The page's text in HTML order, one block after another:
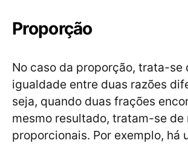
Proporção
No caso da proporção, trata-se
igualdade entre duas razões
seja, quando duas frações
mesmo resultado, tratam-se de
proporcionais. Por exemplo, há